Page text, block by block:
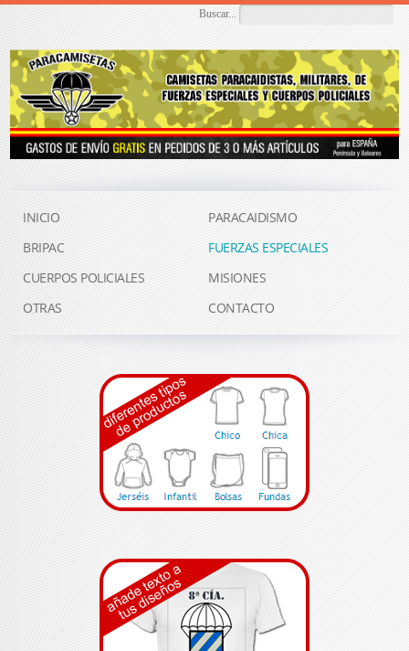
Buscar...
INICIO
PARACAIDISMO
BRIPAC
FUERZAS ESPECIALES
CUERPOS POLICIALES
MISIONES
OTRAS
CONTACTO